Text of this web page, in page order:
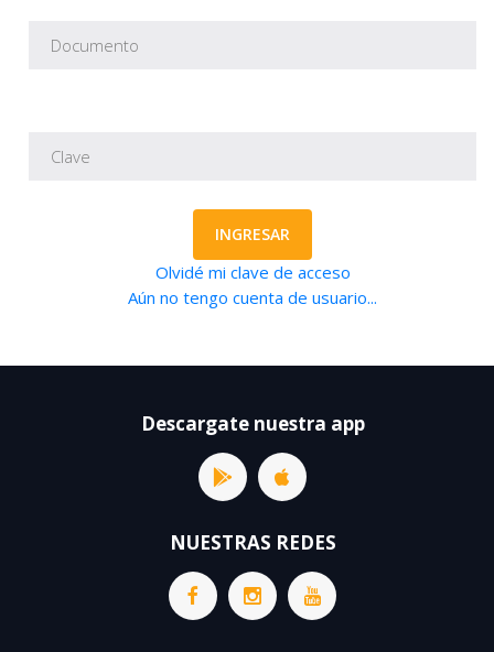
INGRESAR
Olvidé mi clave de acceso
Aún no tengo cuenta de usuario...
Descargate nuestra app
NUESTRAS REDES